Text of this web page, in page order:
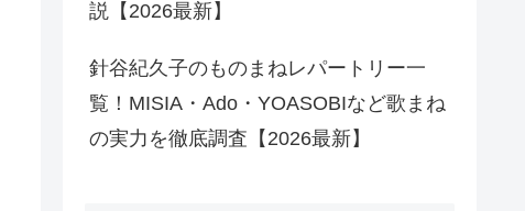
説【2026最新】
針谷紀久子のものまねレパートリー一
覧！MISIA・Ado・YOASOBIなど歌まね
の実力を徹底調査【2026最新】